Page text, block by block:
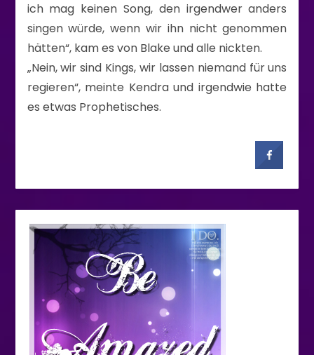
ich mag keinen Song, den irgendwer anders
singen würde, wenn wir ihn nicht genommen
hätten“, kam es von Blake und alle nickten.
„Nein, wir sind Kings, wir lassen niemand für uns
regieren“, meinte Kendra und irgendwie hatte
es etwas Prophetisches.